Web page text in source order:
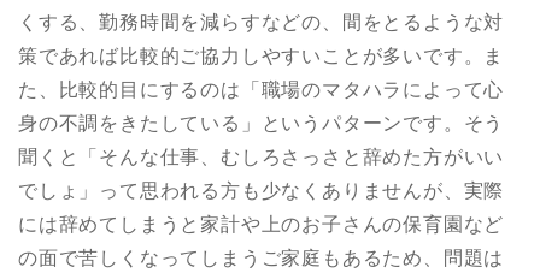
くする、勤務時間を減らすなどの、間をとるような対
策であれば比較的ご協力しやすいことが多いです。ま
た、比較的目にするのは「職場のマタハラによって心
身の不調をきたしている」というパターンです。そう
聞くと「そんな仕事、むしろさっさと辞めた方がいい
でしょ」って思われる方も少なくありませんが、実際
には辞めてしまうと家計や上のお子さんの保育園など
の面で苦しくなってしまうご家庭もあるため、問題は